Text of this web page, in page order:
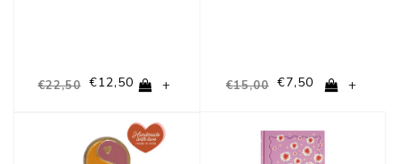
€22,50 €12,50 + €15,00 €7,50 +